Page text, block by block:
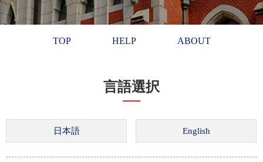
TOP HELP ABOUT
言語選択